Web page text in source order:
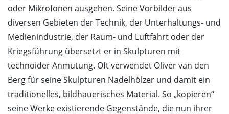
oder Mikrofonen aus­gehen. Seine Vorbilder aus
diversen Gebieten der Technik, der Unterhaltungs- und
Medienindustrie, der Raum- und Luftfahrt oder der
Kriegsführung übersetzt er in Skulpturen mit
technoider Anmutung. Oft verwendet Oliver van den
Berg für seine Skulpturen Nadelhölzer und damit ein
traditionelles, bildhauerisches Material. So „kopieren“
seine Werke existierende Gegenstände, die nun ihrer